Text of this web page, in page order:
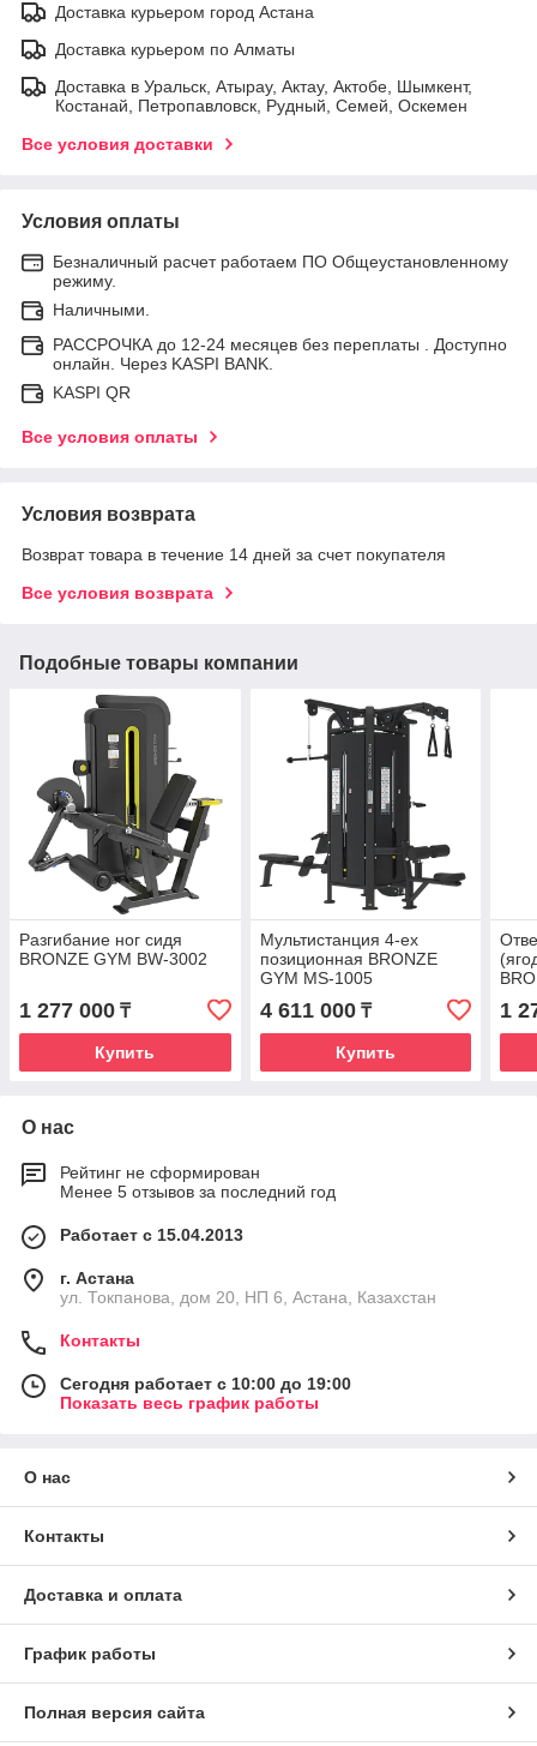
Доставка курьером город Астана
Доставка курьером по Алматы
Доставка в Уральск, Атырау, Актау, Актобе, Шымкент,
Костанай, Петропавловск, Рудный, Семей, Оскемен
Все условия доставки
Условия оплаты
Безналичный расчет работаем ПО Общеустановленному
режиму.
Наличными.
РАССРОЧКА до 12-24 месяцев без переплаты . Доступно
онлайн. Через KASPI BANK.
KASPI QR
Все условия оплаты
Условия возврата
Возврат товара в течение 14 дней за счет покупателя
Все условия возврата
Подобные товары компании
Разгибание ног сидя
BRONZE GYM BW-3002
1 277 000 ₸
Купить
Мультистанция 4-ех
позиционная BRONZE
GYM MS-1005
4 611 000₸
Купить
1
О нас
Рейтинг не сформирован
Менее 5 отзывов за последний год
Работает с 15.04.2013
г. Астана
ул. Токпанова, дом 20, НП 6, Астана, Казахстан
Контакты
Сегодня работает с 10:00 до 19:00
Показать весь график работы
О нас
Контакты
Доставка и оплата
График работы
Полная версия сайта